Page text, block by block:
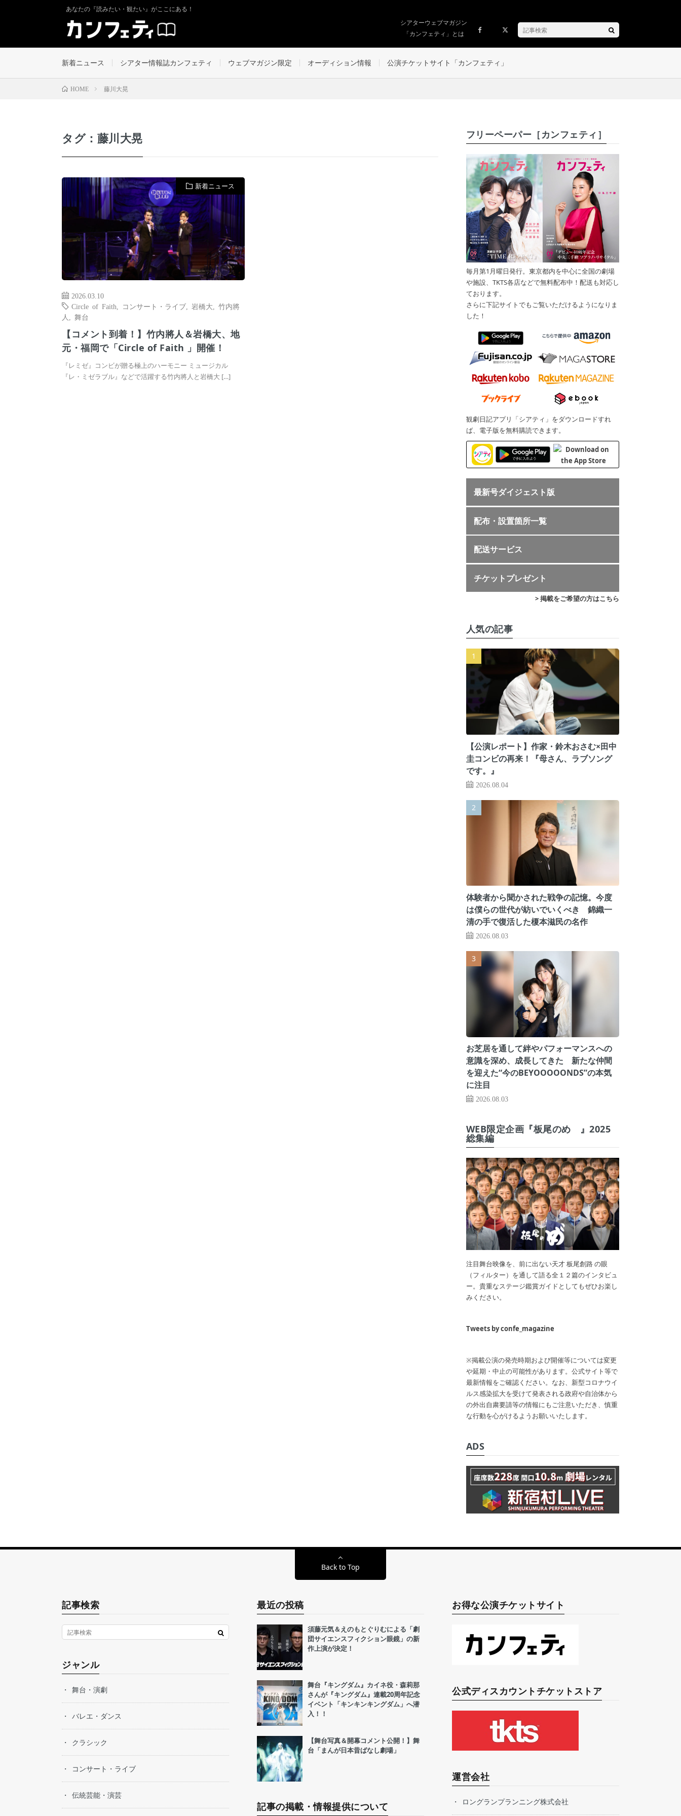
あなたの『読みたい・観たい』がここにある！
シアターウェブマガジン
「カンフェティ」とは
新着ニュース シアター情報誌カンフェティ ウェブマガジン限定 オーディション情報 公演チケットサイト「カンフェティ」
HOME 藤川大晃
タグ：藤川大晃
新着ニュース
2026.03.10
Circle of Faith
コンサート・ライブ 岩橋大
竹内將
人
舞台
【コメント到着！】⽵内將⼈＆岩橋⼤、地
元・福岡で「Circle of Faith 」開催！
『レミゼ』コンビが贈る極上のハーモニー ミュージカル
『レ・ミゼラブル』などで活躍する⽵内將⼈と岩橋⼤ […]
フリーペーパー［カンフェティ］
毎月第1月曜日発行。東京都内を中心に全国の劇場
や施設、TKTS各店などで無料配布中！配送も対応し
ております。
さらに下記サイトでもご覧いただけるようになりま
した！
観劇日記アプリ「シアティ」をダウンロードすれ
ば、電子版を無料購読できます。
最新号ダイジェスト版
配布・設置箇所一覧
配送サービス
チケットプレゼント
> 掲載をご希望の方はこちら
人気の記事
【公演レポート】作家・鈴木おさむ×田中
圭コンビの再来！『母さん、ラブソング
です。』
2026.08.04
体験者から聞かされた戦争の記憶。今度
は僕らの世代が紡いでいくべき 錦織一
清の手で復活した榎本滋民の名作
2026.08.03
お芝居を通して絆やパフォーマンスへの
意識を深め、成長してきた 新たな仲間
を迎えた“今のBEYOOOOONDS”の本気
に注目
2026.08.03
WEB限定企画『板尾のめ゙』2025
総集編
注目舞台映像を、前に出ない天才 板尾創路 の眼
（フィルター）を通して語る全１２篇のインタビュ
ー。貴重なステージ鑑賞ガイドとしてもぜひお楽し
みください。
Tweets by confe_magazine
※掲載公演の発売時期および開催等については変更
や延期・中止の可能性があります。公式サイト等で
最新情報をご確認ください。なお、新型コロナウイ
ルス感染拡大を受けて発表される政府や自治体から
の外出自粛要請等の情報にもご注意いただき、慎重
な行動を心がけるようお願いいたします。
ADS
Back to Top
記事検索
ジャンル
舞台・演劇
バレエ・ダンス
クラシック
コンサート・ライブ
伝統芸能・演芸
最近の投稿
須藤元気＆えのもとぐりむによる「劇
団サイエンスフィクション眼鏡」の新
作上演が決定！
舞台『キングダム』カイネ役・森莉那
さんが『キングダム』連載20周年記念
イベント「キンキンキングダム」へ潜
入！！
【舞台写真＆開幕コメント公開！】舞
台「まんが日本昔ばなし劇場」
記事の掲載・情報提供について
お得な公演チケットサイト
公式ディスカウントチケットストア
運営会社
ロングランプランニング株式会社